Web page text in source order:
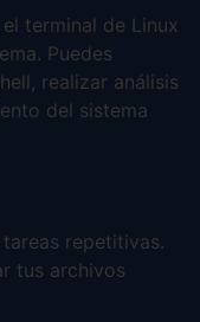
terminal de Linux
Puedes
realizar análisis
del sistema
repetitivas.
tus archivos